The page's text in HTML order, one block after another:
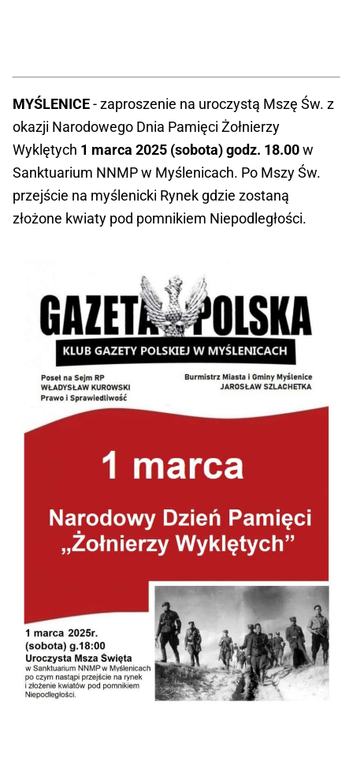
MYŚLENICE- zaproszenie na uroczystą Mszę Św. z
okazji Narodowego Dnia Pamięci Żołnierzy
Wyklętych 1 marca 2025 (sobota) godz. 18.00w
Sanktuarium NNMP w Myślenicach. Po Mszy Św.
przejście na myślenicki Rynek gdzie zostaną
złożone kwiaty pod pomnikiem Niepodległości.